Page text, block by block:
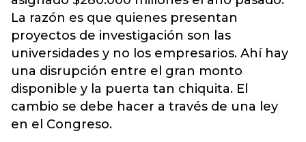
La razón es que quienes presentan
proyectos de investigación son las
universidades y no los empresarios. Ahí hay
una disrupción entre el gran monto
disponible y la puerta tan chiquita. El
cambio se debe hacer a través de una ley
en el Congreso.